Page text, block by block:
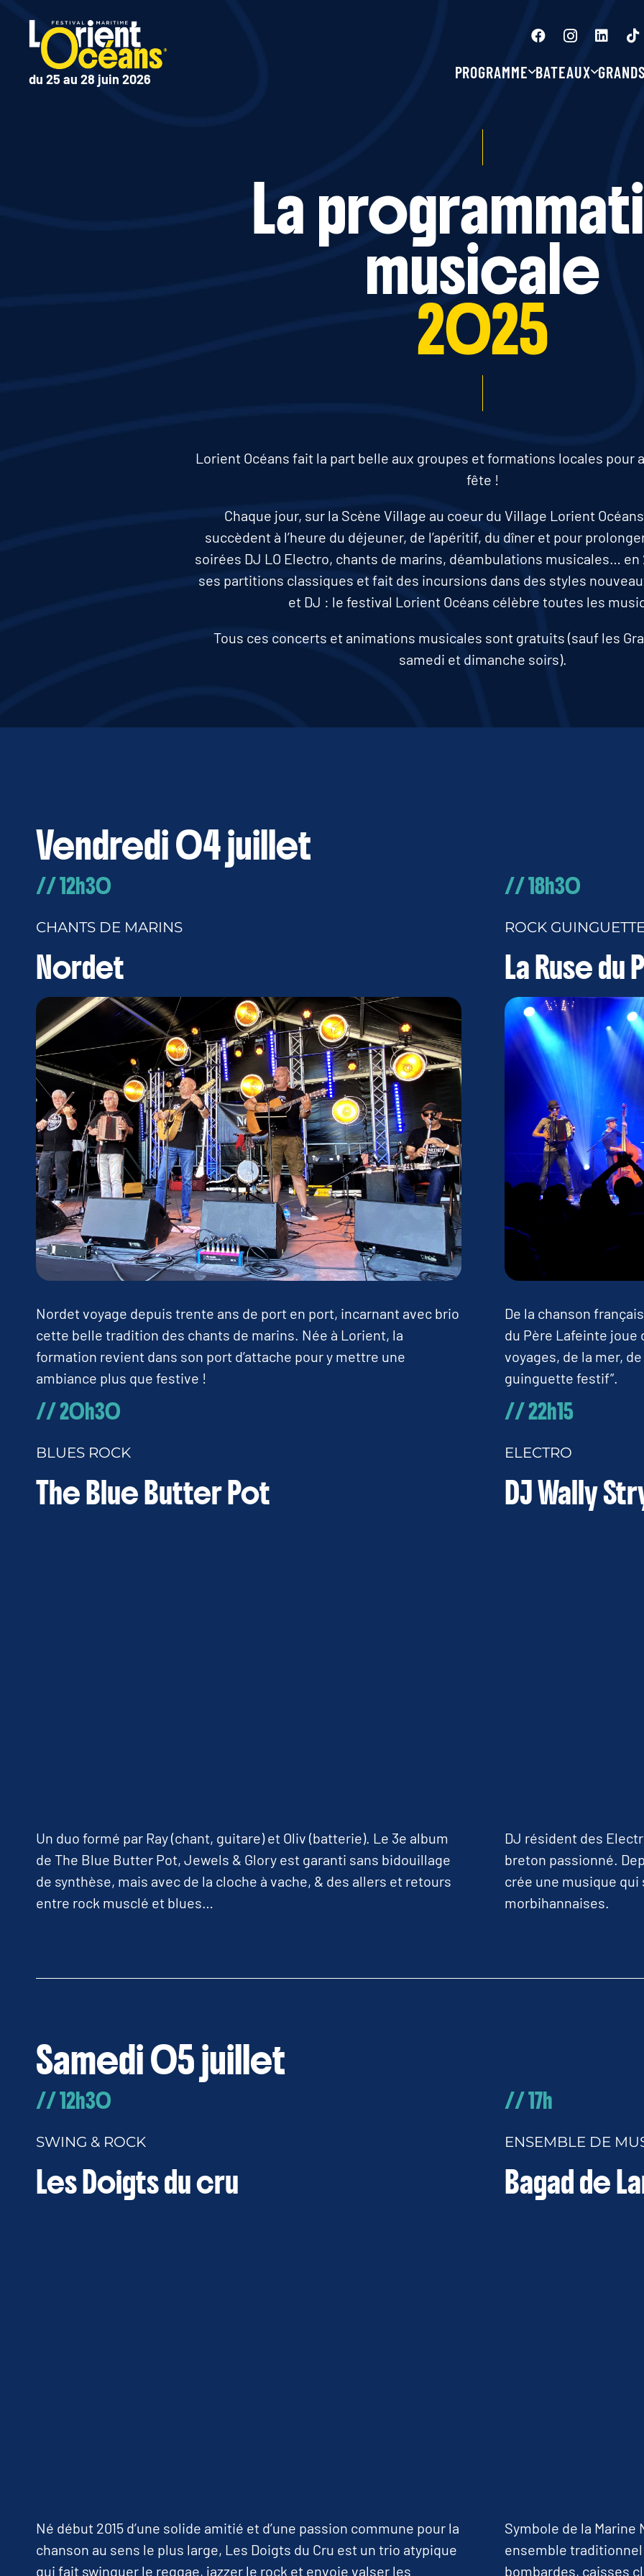
du 25 au 28 juin 2026 PROGRAMME BATEAUX
La
musicale
2025
Lorient Océans fait la part belle aux groupes et formations locales pour
fête !
Chaque jour, sur la Scène Village au coeur du Village Lorient
succèdent à l’heure du déjeuner, de l’apéritif, du dîner et pour
soirées DJ LO Electro, chants de marins, déambulations musicales…
ses partitions classiques et fait des incursions dans des styles
et DJ : le festival Lorient Océans célèbre toutes les
Tous ces concerts et animations musicales sont gratuits (sauf les
samedi et dimanche soirs).
Vendredi 04 juillet
// 12h30
CHANTS DE MARINS
Nordet
Nordet voyage depuis trente ans de port en port, incarnant avec brio
cette belle tradition des chants de marins. Née à Lorient, la
formation revient dans son port d’attache pour y mettre une
ambiance plus que festive !
// 20h30
BLUES ROCK
The Blue Butter Pot
Un duo formé par Ray (chant, guitare) et Oliv (batterie). Le 3e album
de The Blue Butter Pot, Jewels & Glory est garanti sans bidouillage
de synthèse, mais avec de la cloche à vache, & des allers et retours
entre rock musclé et blues…
// 18h30
ROCK
La Ruse
De la chanson
du Père Lafeinte
voyages, de la mer,
guinguette festif”.
// 22h15
ELECTRO
DJ Wally
DJ résident des
breton passionné.
crée une musique
morbihannaises.
Samedi 05 juillet
// 12h30
SWING & ROCK
Les Doigts du cru
Né début 2015 d’une solide amitié et d’une passion commune pour la
chanson au sens le plus large, Les Doigts du Cru est un trio atypique
qui fait swinguer le reggae, jazzer le rock et envoie valser les
// 17h
ENSEMBLE DE
Bagad de
Symbole de la Marine
ensemble
bombardes, caisses